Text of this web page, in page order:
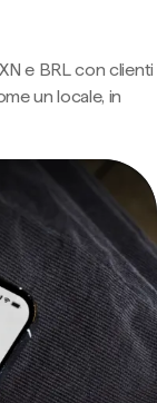
e BRL con clienti
un locale, in